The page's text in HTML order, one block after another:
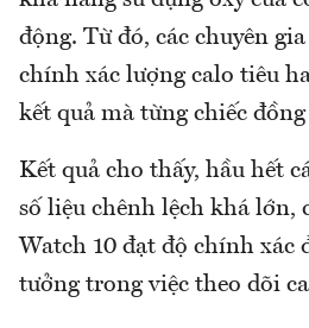
động. Từ đó, các chuyên
chính xác lượng calo tiêu
kết quả mà từng chiếc
Kết quả cho thấy, hầu hết
số liệu chênh lệch khá lớn,
Watch 10 đạt độ chính xác
tưởng trong việc theo dõi